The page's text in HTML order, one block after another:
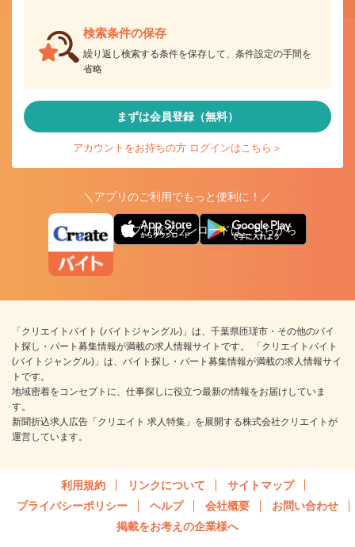
検索条件の保存
繰り返し検索する条件を保存して、条件設定の手間を
省略
まずは会員登録（無料）
アカウントをお持ちの方 ログインはこちら＞
＼アプリのご利用でもっと便利に！／
アプリ版ダウンロードはこちらから
「クリエイトバイト (バイトジャングル)」は、千葉県匝瑳市・その他のバイ
ト探し・パート募集情報が満載の求人情報サイトです。 「クリエイトバイト
(バイトジャングル)」は、バイト探し・パート募集情報が満載の求人情報サイ
トです。
地域密着をコンセプトに、仕事探しに役立つ最新の情報をお届けしていま
す。
新聞折込求人広告「クリエイト 求人特集」を展開する株式会社クリエイトが
運営しています。
利用規約 リンクについて
サイトマップ
プライバシーポリシー
ヘルプ 会社概要
お問い合わせ
掲載をお考えの企業様へ